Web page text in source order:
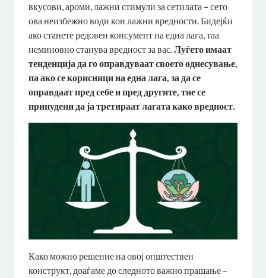
вкусови, ароми, лажни стимули за сетилата – сето
ова неизбежно води кон лажни вредности. Бидејќи
ако станете редовен консумент на една лага, таа
неминовно станува вредност за вас. Луѓето имаат
тенденција да го оправдуваат своето однесување,
па ако се корисници на една лага, за да се
оправдаат пред себе и пред другите, тие се
принудени да ја третираат лагата како вредност.
Како можно решение на овој општествен
конструкт, доаѓаме до следното важно прашање –